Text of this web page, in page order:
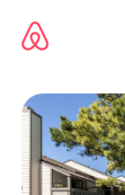
directement